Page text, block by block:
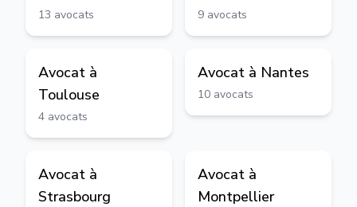
13 avocats 9 avocats
Avocat à
Toulouse
4 avocats
Avocat à Nantes
10 avocats
Avocat à
Strasbourg
Avocat à
Montpellier